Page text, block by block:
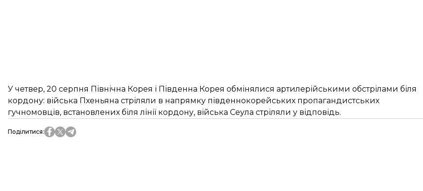
У четвер, 20 серпня Північна Корея і Південна Корея обмінялися артилерійськими обстрілами біля
кордону: війська Пхеньяна стріляли в напрямку південнокорейських пропагандистських
гучномовців, встановлених біля лінії кордону, війська Сеула стріляли у відповідь.
Поділитися: